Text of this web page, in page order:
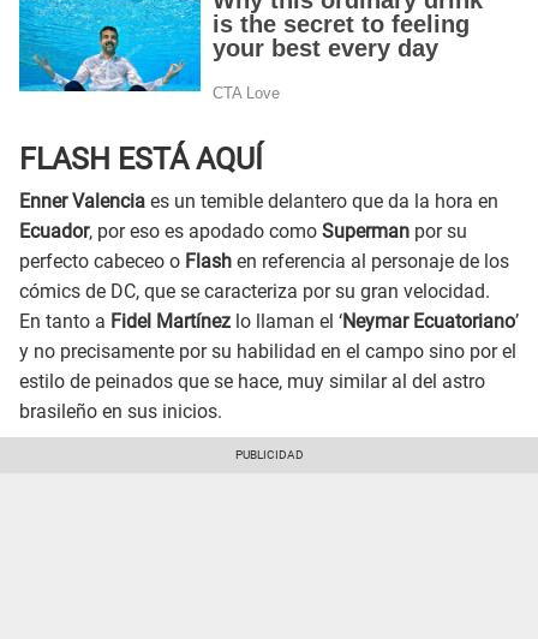
FLASH ESTÁ AQUÍ
Enner Valencia es un temible delantero que da la hora en
Ecuador, por eso es apodado como Superman por su
perfecto cabeceo o Flash en referencia al personaje de los
cómics de DC, que se caracteriza por su gran velocidad.
En tanto a Fidel Martínez lo llaman el ‘Neymar Ecuatoriano’
y no precisamente por su habilidad en el campo sino por el
estilo de peinados que se hace, muy similar al del astro
brasileño en sus inicios.